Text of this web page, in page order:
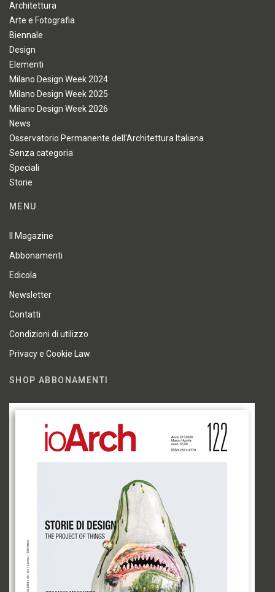
Architettura
Arte e Fotografia
Biennale
Design
Elementi
Milano Design Week 2024
Milano Design Week 2025
Milano Design Week 2026
News
Osservatorio Permanente dell'Architettura Italiana
Senza categoria
Speciali
Storie
MENU
Il Magazine
Abbonamenti
Edicola
Newsletter
Contatti
Condizioni di utilizzo
Privacy e Cookie Law
SHOP ABBONAMENTI